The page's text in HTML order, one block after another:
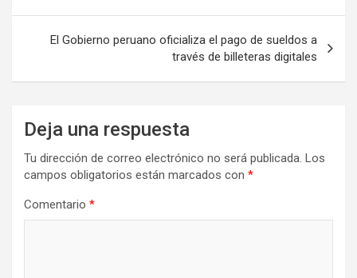
entradas
El Gobierno peruano oficializa el pago de sueldos a
través de billeteras digitales
Deja una respuesta
Tu dirección de correo electrónico no será publicada. Los
campos obligatorios están marcados con *
Comentario *